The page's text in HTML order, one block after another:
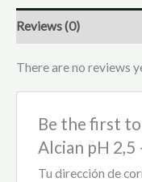
Reviews (0)
There are no reviews
Be the first to
Alcian pH 2,5
Tu dirección de